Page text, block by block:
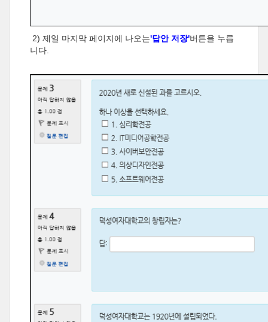
2) 제일 마지막 페이지에 나오는'답안 저장'버튼을 누릅
니다.